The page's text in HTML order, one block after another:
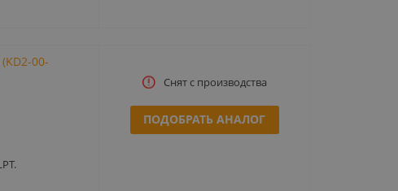
00-
Снят с производства
ПОДОБРАТЬ АНАЛОГ